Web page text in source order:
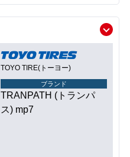
TOYO TIRE(トーヨー)
ブランド
TRANPATH (トランパ
ス) mp7